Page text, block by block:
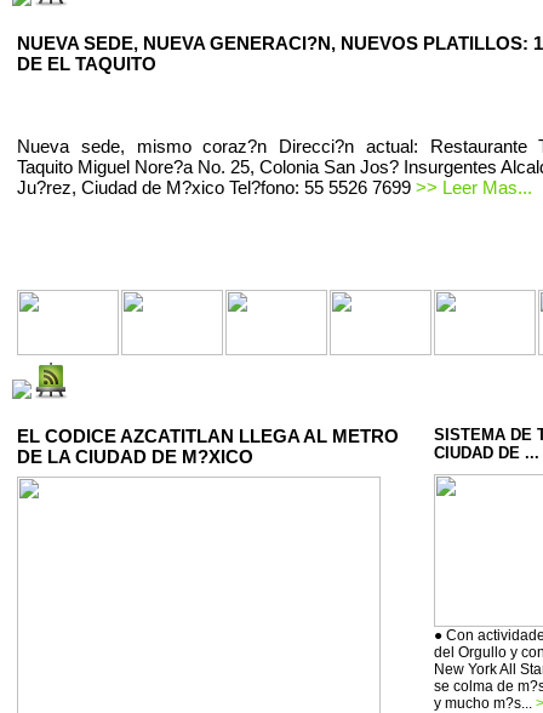
NUEVA SEDE, NUEVA GENERACI?N, NUEVOS PLATILLOS:
DE EL TAQUITO
Nueva sede, mismo coraz?n Direcci?n actual: Restaurante
Taquito Miguel Nore?a No. 25, Colonia San Jos? Insurgentes
Ju?rez, Ciudad de M?xico Tel?fono: 55 5526 7699 >> Leer Mas...
EL CODICE AZCATITLAN LLEGA AL METRO
DE LA CIUDAD DE M?XICO
SISTEMA DE
CIUDAD DE ...
● Con
del Orgullo y
New York All
se colma de
y mucho m?s...